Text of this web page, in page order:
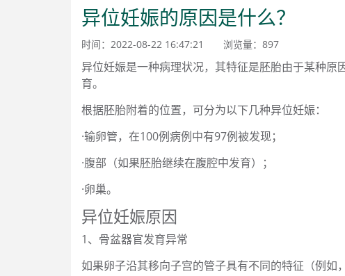
异位妊娠的原因是什么？
时间：2022-08-22 16:47:21 浏览量： 897
异位妊娠是一种病理状况，其特征是胚胎由于某种
育。
根据胚胎附着的位置，可分为以下几种异位妊娠：
·输卵管，在100例病例中有97例被发现；
·腹部（如果胚胎继续在腹腔中发育）；
·卵巢。
异位妊娠原因
1、骨盆器官发育异常
如果卵子沿其移向子宫的管子具有不同的特征（例如